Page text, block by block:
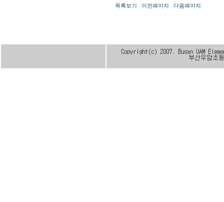
목록보기 이전페이지 다음페이지